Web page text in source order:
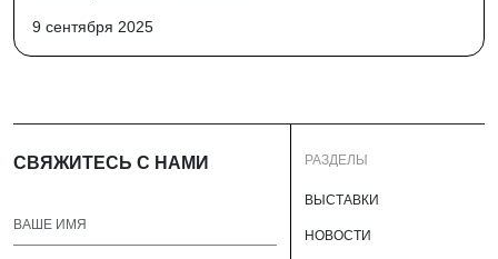
9 сентября 2025
СВЯЖИТЕСЬ С НАМИ РАЗДЕЛЫ
ВЫСТАВКИ
НОВОСТИ